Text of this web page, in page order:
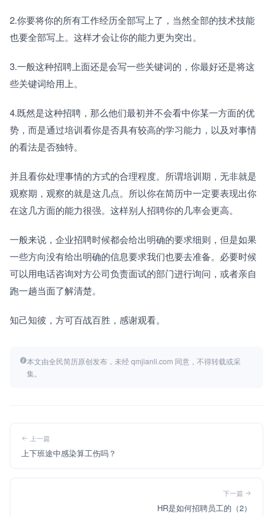
2.你要将你的所有工作经历全部写上了，当然全部的技术技能
也要全部写上。这样才会让你的能力更为突出。
3.一般这种招聘上面还是会写一些关键词的，你最好还是将这
些关键词给用上。
4.既然是这种招聘，那么他们最初并不会看中你某一方面的优
势，而是通过培训看你是否具有较高的学习能力，以及对事情
的看法是否独特。
并且看你处理事情的方式的合理程度。所谓培训期，无非就是
观察期，观察的就是这几点。所以你在简历中一定要表现出你
在这几方面的能力很强。这样别人招聘你的几率会更高。
一般来说，企业招聘时候都会给出明确的要求细则，但是如果
一些方向没有给出明确的信息要求我们也要去准备。必要时候
可以用电话咨询对方公司负责面试的部门进行询问，或者亲自
跑一趟当面了解清楚。
知己知彼，方可百战百胜，感谢观看。
本文由全民简历原创发布，未经 qmjianli.com 同意，不得转载或采
集。
上一篇
上下班途中感染算工伤吗？
下一篇
HR是如何招聘员工的（2）